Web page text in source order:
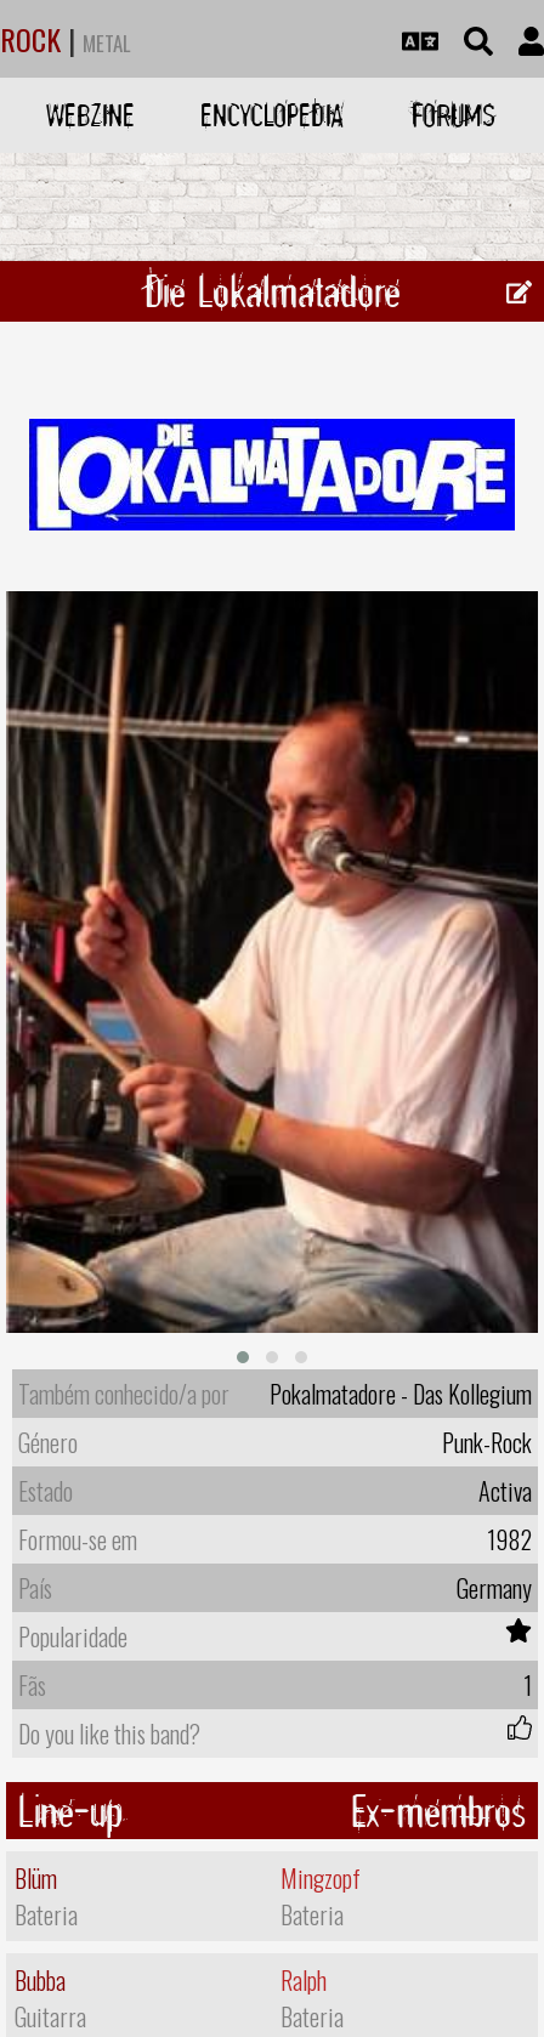
ROCK | METAL
WEBZINE ENCYCLOPEDIA FORUMS
Die Lokalmatadore
Também conhecido/a por
Pokalmatadore - Das Kollegium
Género
Punk-Rock
Estado
Activa
Formou-se em
1982
País
Germany
Popularidade
Fãs
1
Do you like this band?
Line-up
Blüm
Bateria
Bubba
Guitarra
Ex-membros
Mingzopf
Bateria
Ralph
Bateria